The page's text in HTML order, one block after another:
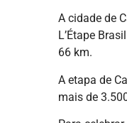
A cidade de
L’Étape
66 km.
A etapa de
mais de